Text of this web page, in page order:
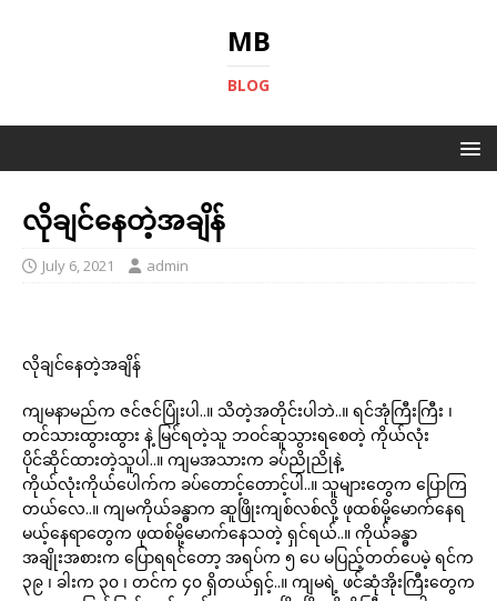
MB
BLOG
လိုချင်နေတဲ့အချိန်
July 6, 2021 admin
လိုချင်နေတဲ့အချိန်
ကျမနာမည်က ဇင်ဇင်ပြုံးပါ..။ သိတဲ့အတိုင်းပါဘဲ..။ ရင်အုံကြီးကြီး ၊
တင်သားထွားထွား နဲ့ မြင်ရတဲ့သူ ဘဝင်ဆူသွားရစေတဲ့ ကိုယ်လုံး
ပိုင်ဆိုင်ထားတဲ့သူပါ..။ ကျမအသားက ခပ်ညိုညိုနဲ့
ကိုယ်လုံးကိုယ်ပေါက်က ခပ်တောင့်တောင့်ပါ..။ သူများတွေက ပြောကြ
တယ်လေ..။ ကျမကိုယ်ခန္ဓာက ဆူဖြိုးကျစ်လစ်လို့ ဖုထစ်မို့မောက်နေရ
မယ့်နေရာတွေက ဖုထစ်မို့မောက်နေသတဲ့ ရှင်ရယ်..။ ကိုယ်ခန္ဓာ
အချိုးအစားက ပြောရရင်တော့ အရပ်က ၅ ပေ မပြည့်တတ်ပေမဲ့ ရင်က
၃၉ ၊ ခါးက ၃၀ ၊ တင်က ၄၀ ရှိတယ်ရှင့်..။ ကျမရဲ့ ဖင်ဆုံအိုးကြီးတွေက